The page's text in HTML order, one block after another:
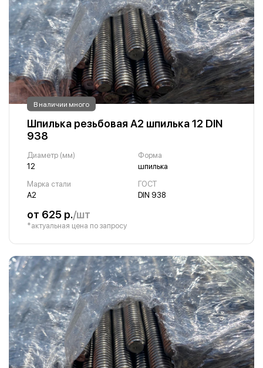
В наличии много
Шпилька резьбовая А2 шпилька 12 DIN
938
Диаметр (мм)
12
Форма
шпилька
Марка стали
А2
ГОСТ
DIN 938
от 625 р./шт
*актуальная цена по запросу